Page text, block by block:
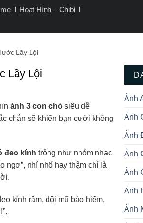
Hoạt Hình – Chibi
Lầy Lội
Lầy Lội
ảnh 3 con chó siêu dễ
chắn sẽ khiến bạn cười không
đeo kính trông như nhóm nhạc
ngơ”, nhí nhố hay thậm chí là
kính râm, đội mũ bảo hiểm,
Ảnh
Ảnh
Ảnh
Ảnh
Ảnh
Ảnh
Ảnh